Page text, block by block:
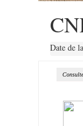
Date de